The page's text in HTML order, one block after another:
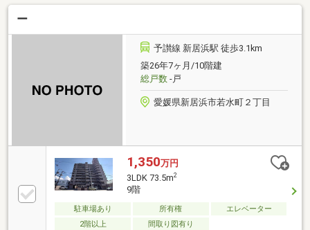
ー
予讃線 新居浜駅 徒歩3.1km
築26年7ヶ月/10階建
総戸数-戸
愛媛県新居浜市若水町２丁目
1,350万円
3LDK 73.5m2
9階
駐車場あり 所有権
エレベーター
2階以上
間取り図有り